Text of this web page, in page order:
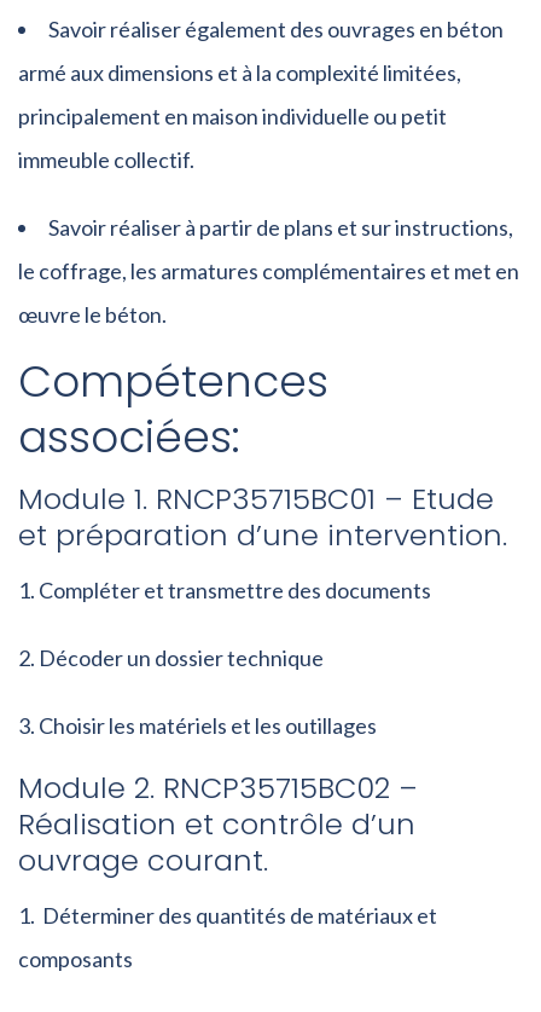
Savoir réaliser également des ouvrages en béton
armé aux dimensions et à la complexité limitées,
principalement en maison individuelle ou petit
immeuble collectif.
Savoir réaliser à partir de plans et sur instructions,
le coffrage, les armatures complémentaires et met en
œuvre le béton.
Compétences
associées:
Module 1. RNCP35715BC01 – Etude
et préparation d’une intervention.
Compléter et transmettre des documents
Décoder un dossier technique
Choisir les matériels et les outillages
Module 2. RNCP35715BC02 –
Réalisation et contrôle d’un
ouvrage courant.
Déterminer des quantités de matériaux et
composants